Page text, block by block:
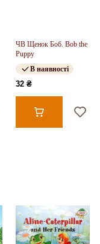
ЧВ Щенок Боб. Bob the
Puppy
В наявності
32 ₴